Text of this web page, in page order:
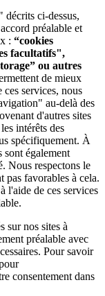
décrits ci-dessus,
préalable et
: “cookies
facultatifs",
ou autres
de mieux
services, nous
au-delà des
d'autres sites
intérêts des
spécifiquement. À
sont également
Nous respectons le
pas favorables à cela.
l'aide de ces services
sur nos sites à
préalable avec
Pour savoir
consentement dans